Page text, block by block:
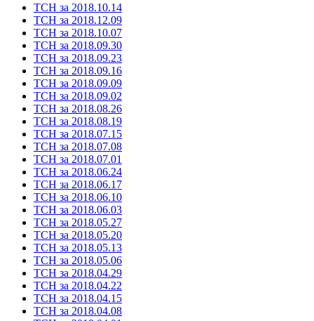
ТСН за 2018.10.14
ТСН за 2018.12.09
ТСН за 2018.10.07
ТСН за 2018.09.30
ТСН за 2018.09.23
ТСН за 2018.09.16
ТСН за 2018.09.09
ТСН за 2018.09.02
ТСН за 2018.08.26
ТСН за 2018.08.19
ТСН за 2018.07.15
ТСН за 2018.07.08
ТСН за 2018.07.01
ТСН за 2018.06.24
ТСН за 2018.06.17
ТСН за 2018.06.10
ТСН за 2018.06.03
ТСН за 2018.05.27
ТСН за 2018.05.20
ТСН за 2018.05.13
ТСН за 2018.05.06
ТСН за 2018.04.29
ТСН за 2018.04.22
ТСН за 2018.04.15
ТСН за 2018.04.08